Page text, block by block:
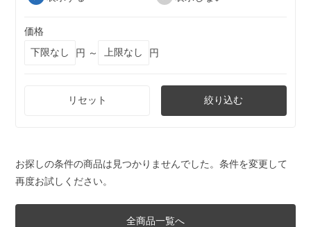
価格
円 ～
円
リセット 絞り込む
お探しの条件の商品は見つかりませんでした。条件を変更して
再度お試しください。
全商品一覧へ